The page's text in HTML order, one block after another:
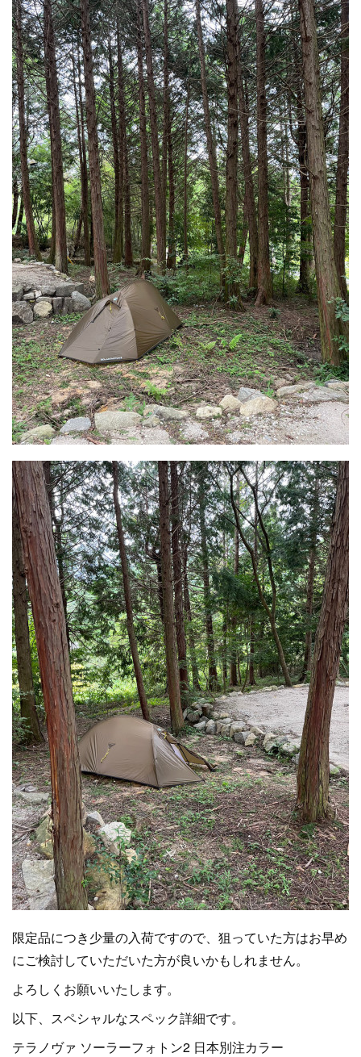
限定品につき少量の入荷ですので、狙っていた方はお早め
にご検討していただいた方が良いかもしれません。
よろしくお願いいたします。
以下、スペシャルなスペック詳細です。
テラノヴァ ソーラーフォトン2 日本別注カラー